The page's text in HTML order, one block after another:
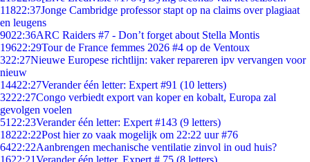
11822:37Jonge Cambridge professor stapt op na claims over plagiaat
en leugens
9022:36ARC Raiders #7 - Don’t forget about Stella Montis
19622:29Tour de France femmes 2026 #4 op de Ventoux
322:27Nieuwe Europese richtlijn: vaker repareren ipv vervangen voor
nieuw
14422:27Verander één letter: Expert #91 (10 letters)
3222:27Congo verbiedt export van koper en kobalt, Europa zal
gevolgen voelen
51 22:23Verander één letter: Expert #143 (9 letters)
18222:22Post hier zo vaak mogelijk om 22:22 uur #76
6422:22Aanbrengen mechanische ventilatie zinvol in oud huis?
1622:21Verander één letter. Expert # 75 (8 letters)